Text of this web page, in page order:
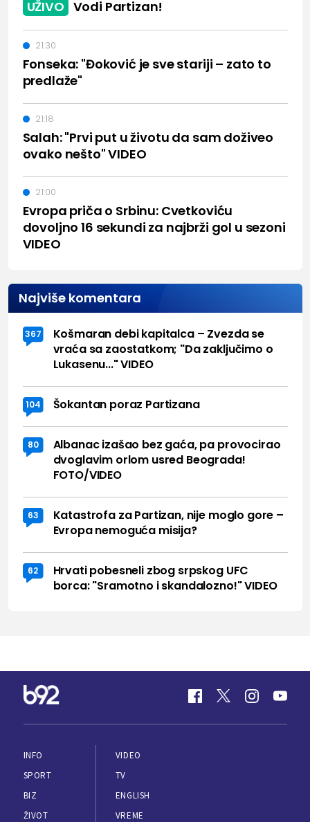
UŽIVO Vodi Partizan!
Fonseka: "Đoković je sve stariji – zato to
predlaže"
21:30
Salah: "Prvi put u životu da sam doživeo
ovako nešto" VIDEO
21:18
Evropa priča o Srbinu: Cvetkoviću
dovoljno 16 sekundi za najbrži gol u sezoni
VIDEO
21:00
Najviše komentara
367
Košmaran debi kapitalca – Zvezda se
vraća sa zaostatkom; "Da zaključimo o
Lukasenu..." VIDEO
104 Šokantan poraz Partizana
80
Albanac izašao bez gaća, pa provocirao
dvoglavim orlom usred Beograda!
FOTO/VIDEO
63
Katastrofa za Partizan, nije moglo gore –
Evropa nemoguća misija?
62
Hrvati pobesneli zbog srpskog UFC
borca: "Sramotno i skandalozno!" VIDEO
INFO
SPORT
BIZ
ŽIVOT
VIDEO
TV
ENGLISH
VREME